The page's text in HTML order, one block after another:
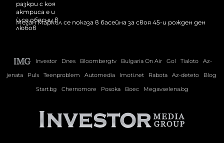
Меган Маркъл се показа в басейна за своя 45-и рожден ден
Investor Dnes Bloombergtv Bulgaria On Air Gol Tialoto
Az-
jenata
Puls Teenproblem Automedia Imoti.net Rabota Az-deteto
Blog
Start.bg
Chernomore Posoka Boec Megavselena.bg